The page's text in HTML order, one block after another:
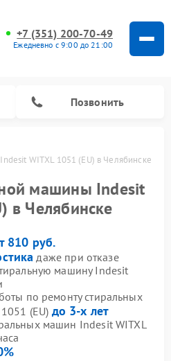
+7 (351) 200-70-49
Ежедневно с 9:00 до 21:00
Позвонить
WITXL 1051 (EU) в Челябинске
машины Indesit
в Челябинске
810 руб.
даже при отказе
машину Indesit
по ремонту стиральных
(EU) до 3-х лет
машин Indesit WITXL